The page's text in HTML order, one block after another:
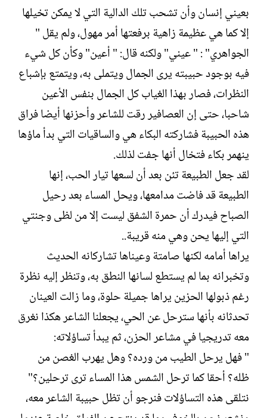
بعيني إنسان وأن تشحب تلك الدالية التي لا يمكن تخيلها
إلا كما هي عظيمة زاهية برفعتها أمر مهول، ولم يقل "
الجواهري" : " عيني" ولكنه قال: " أعين" وكأن كل شيء
فيه بوجود حبيبته يرى الجمال ويتملى به، ويتمتع بإشباع
النظرات، فصار بهذا الغياب كل الجمال بنفس الأعين
شاحبا، حتى إن العصافير رقت للشاعر وأحزنها أيضا فراق
هذه الحبيبة فشاركته البكاء هي والساقيات التي بدأ ماؤها
ينهمر بكاء فتخال أنها جفت لذلك.
لقد جعل الطبيعة تئن بعد أن لسعها تيار الحب، إنها
الطبيعة قد فاضت مدامعها، ويحل المساء بعد رحيل
الصباح فيدرك أن حمرة الشفق ليست إلا من لظى وجنتي
التي إليها يحن وهي منه قريبة..
يراها أمامه لكنها صامتة وعيناها تشاركانه الحديث
وتخبرانه بما لم يستطع لسانها النطق به، وتنظر إليه نظرة
رغم ذبولها الحزين يراها جميلة حلوة، وما زالت العينان
تحدثانه بأنها سترحل عن الحي، يجعلنا الشاعر هكذا نغرق
معه تدريجيا في مشاعر الحزن، ثم يبدأ تساؤلاته:
" فهل يرحل الطيب من ورده؟ وهل يهرب الغصن من
ظله؟ أحقا كما ترحل الشمس هذا المساء ترى ترحلين؟"
نتلقى هذه التساؤلات فنرجو أن تظل حبيبة الشاعر معه،